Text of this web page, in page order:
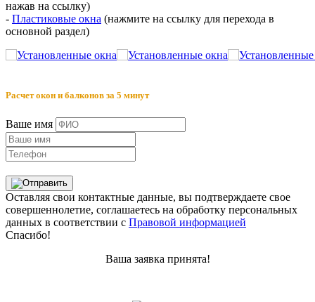
нажав на ссылку)
- Пластиковые окна (нажмите на ссылку для перехода в
основной раздел)
Расчет окон и балконов за 5 минут
Ваше имя
Оставляя свои контактные данные, вы подтверждаете свое
совершеннолетие, соглашаетесь на обработку персональных
данных в соответствии с Правовой информацией
Спасибо!
Ваша заявка принята!